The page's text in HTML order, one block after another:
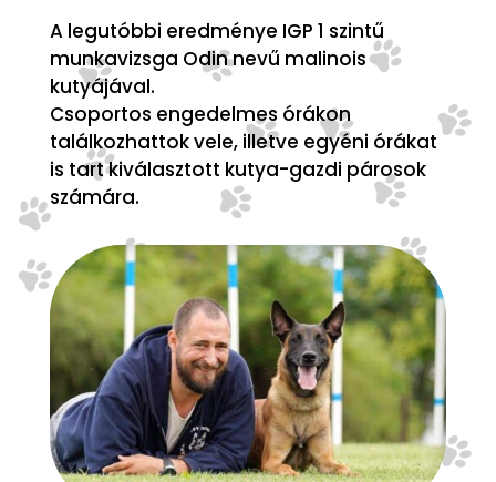
A legutóbbi eredménye IGP 1 szintű
munkavizsga Odin nevű malinois
kutyájával.
Csoportos engedelmes órákon
találkozhattok vele, illetve egyéni órákat
is tart kiválasztott kutya-gazdi párosok
számára.